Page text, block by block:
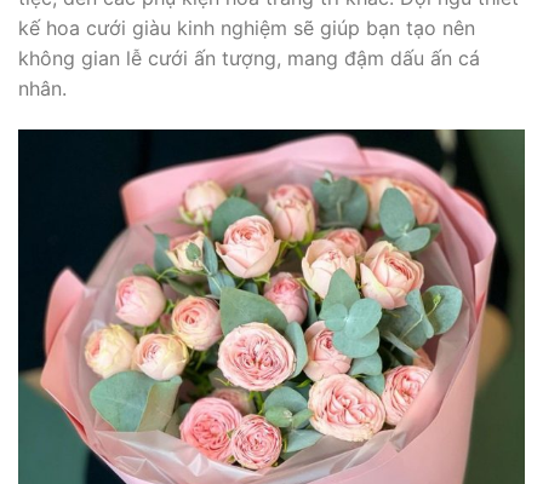
kế hoa cưới giàu kinh nghiệm sẽ giúp bạn tạo nên
không gian lễ cưới ấn tượng, mang đậm dấu ấn cá
nhân.